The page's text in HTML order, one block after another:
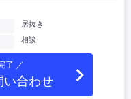
居抜き
相談
了 ／
い合わせ